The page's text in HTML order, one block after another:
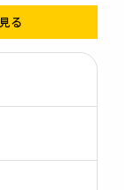
る